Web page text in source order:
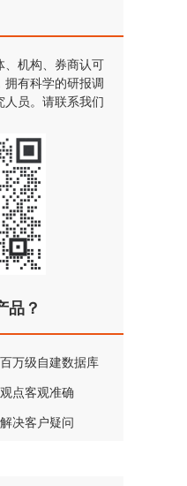
、机构、券商认可
拥有科学的研报调
人员。请联系我们
品？
万级自建数据库
点客观准确
决客户疑问